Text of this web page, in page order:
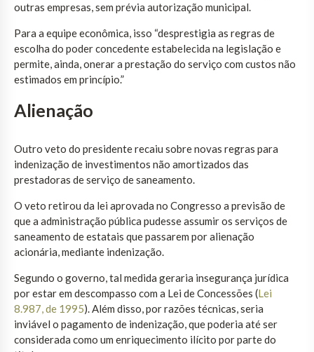
outras empresas, sem prévia autorização municipal.
Para a equipe econômica, isso “desprestigia as regras de
escolha do poder concedente estabelecida na legislação e
permite, ainda, onerar a prestação do serviço com custos não
estimados em princípio.”
Alienação
Outro veto do presidente recaiu sobre novas regras para
indenização de investimentos não amortizados das
prestadoras de serviço de saneamento.
O veto retirou da lei aprovada no Congresso a previsão de
que a administração pública pudesse assumir os serviços de
saneamento de estatais que passarem por alienação
acionária, mediante indenização.
Segundo o governo, tal medida geraria insegurança jurídica
por estar em descompasso com a Lei de Concessões (Lei
8.987, de 1995). Além disso, por razões técnicas, seria
inviável o pagamento de indenização, que poderia até ser
considerada como um enriquecimento ilícito por parte do